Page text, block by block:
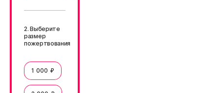
2. Выберите
размер
пожертвования
1 000 ₽